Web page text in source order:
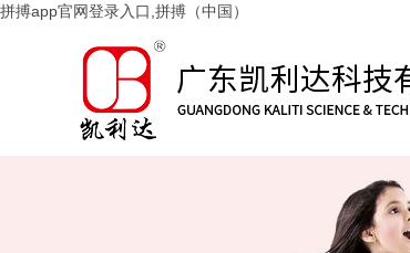
拼搏app官网登录入口,拼搏（中国）